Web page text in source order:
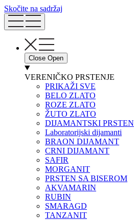
Skočite na sadržaj
Close Open
VERENIČKO PRSTENJE
PRIKAŽI SVE
BELO ZLATO
ROZE ZLATO
ŽUTO ZLATO
DIJAMANTSKI PRSTEN
Laboratorijski dijamanti
BRAON DIJAMANT
CRNI DIJAMANT
SAFIR
MORGANIT
PRSTEN SA BISEROM
AKVAMARIN
RUBIN
SMARAGD
TANZANIT